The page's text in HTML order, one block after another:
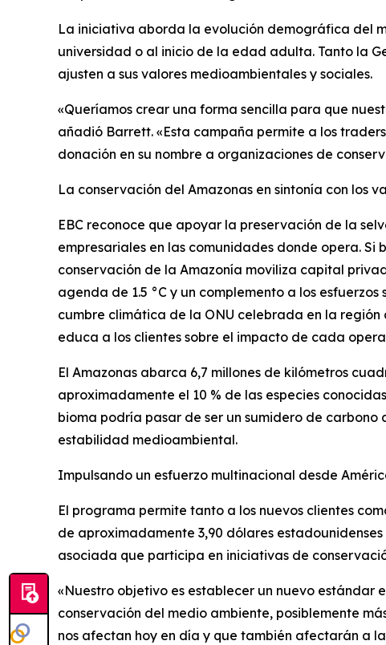
La iniciativa aborda la evolución demográfica del
universidad o al inicio de la edad adulta. Tanto la
ajusten a sus valores medioambientales y sociales.
«Queríamos crear una forma sencilla para que
añadió Barrett. «Esta campaña permite a los
donación en su nombre a organizaciones de
La conservación del Amazonas en sintonía con los
EBC reconoce que apoyar la preservación de la
empresariales en las comunidades donde opera. Si
conservación de la Amazonía moviliza capital
agenda de 1.5 °C y un complemento a los
cumbre climática de la ONU celebrada en la
educa a los clientes sobre el impacto de cada
El Amazonas abarca 6,7 millones de kilómetros
aproximadamente el 10 % de las especies
bioma podría pasar de ser un sumidero de
estabilidad medioambiental.
Impulsando un esfuerzo multinacional desde
El programa permite tanto a los nuevos clientes
de aproximadamente 3,90 dólares
asociada que participa en iniciativas de
«Nuestro objetivo es establecer un nuevo estándar
conservación del medio ambiente, posiblemente
nos afectan hoy en día y que también afectarán a